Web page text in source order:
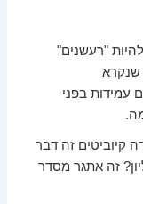
להיות "רעשנים"
שנקרא
עמידות בפני
קיוביטים זה דבר
זה אתגר מסדר